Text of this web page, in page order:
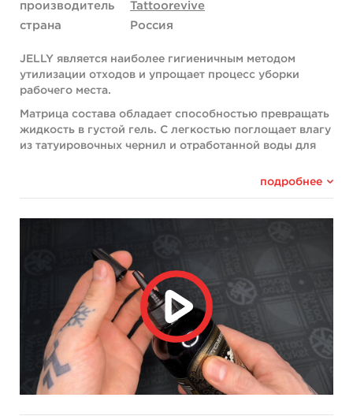
производитель
Tattoorevive
страна
Россия
JELLY является наиболее гигиеничным методом
утилизации отходов и упрощает процесс уборки
рабочего места.
Матрица состава обладает способностью превращать
жидкость в густой гель. С легкостью поглощает влагу
из татуировочных чернил и отработанной воды для
Суперабсорбирующие кристаллы JELLY позволяют
виртуозно завершить акт творчества
профессиональных татуировщиков.
жидкости на рабочем столе татуировщика.
JELLY - отличный помощник на конвенциях,
где часто отсутствуют урны для утилизации
жидких отходов.
JELLY - незаменим для тату студий,
уважающих эстетику чистоты и заботящихся о
своем профессиональном статусе.
JELLY - показывает прекрасные значения
скорости поглощения жидкостей. JELLY -
экологически безвредный.
подробнее